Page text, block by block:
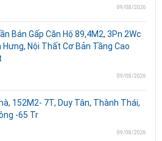
09/08/2026
Bán Gấp Căn Hộ 89,4M2, 3Pn 2Wc
Hưng, Nội Thất Cơ Bản Tầng Cao
09/08/2026
152M2- 7T, Duy Tân, Thành Thái,
-65 Tr
09/08/2026